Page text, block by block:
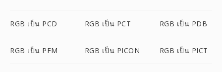
RGB เป็น PCD RGB เป็น PCT RGB เป็น PDB
RGB เป็น PFM RGB เป็น PICON RGB เป็น PICT